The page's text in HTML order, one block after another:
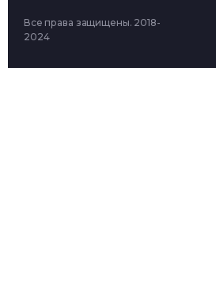
Все права защищены. 2018-
2024